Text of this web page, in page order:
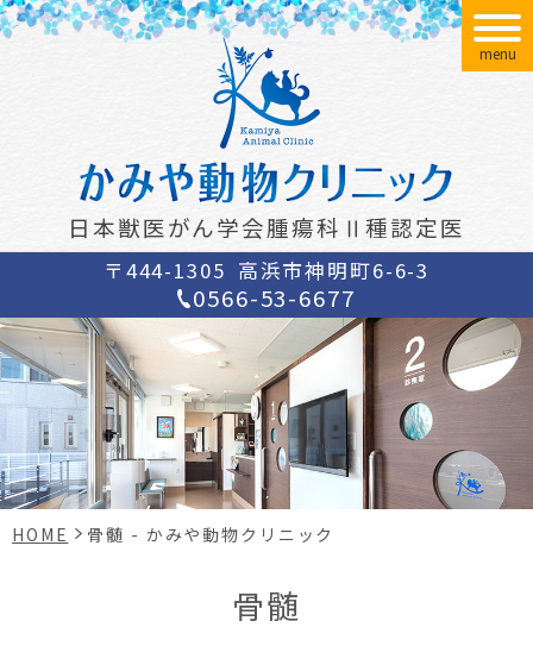
日本獣医がん学会腫瘍科Ⅱ種認定医
〒444-1305 高浜市神明町6-6-3
0566-53-6677
menu
HOME 骨髄 - かみや動物クリニック
骨髄